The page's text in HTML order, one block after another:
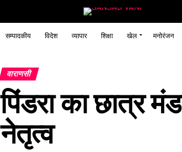
सम्पादकीय विदेश व्यापार शिक्षा खेल मनोरंजन
वाराणसी
पिंडरा का छात्र
नेतृत्व